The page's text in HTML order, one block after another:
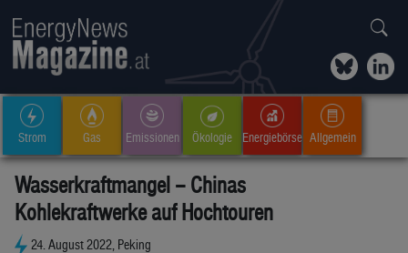
Strom Gas Emissionen Ökologie Energiebörse Allgemein
Wasserkraftmangel – Chinas
Kohlekraftwerke auf Hochtouren
24. August 2022, Peking